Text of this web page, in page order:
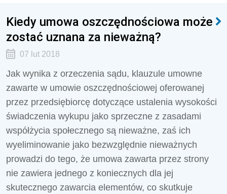
Kiedy umowa oszczędnościowa może
zostać uznana za nieważną?
07 lut 2018
Jak wynika z orzeczenia sądu, klauzule umowne
zawarte w umowie oszczędnościowej oferowanej
przez przedsiębiorcę dotyczące ustalenia wysokości
świadczenia wykupu jako sprzeczne z zasadami
współżycia społecznego są nieważne, zaś ich
wyeliminowanie jako bezwzględnie nieważnych
prowadzi do tego, że umowa zawarta przez strony
nie zawiera jednego z koniecznych dla jej
skutecznego zawarcia elementów, co skutkuje